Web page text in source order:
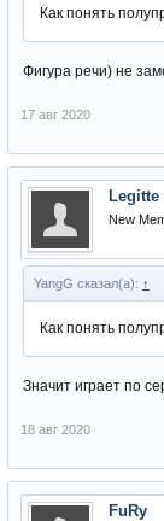
Как понять
Фигура речи) не
17 авг 2020
Legitte
New
YangG сказал(а): ↑
Как понять
Значит играет по
18 авг 2020
FuRy